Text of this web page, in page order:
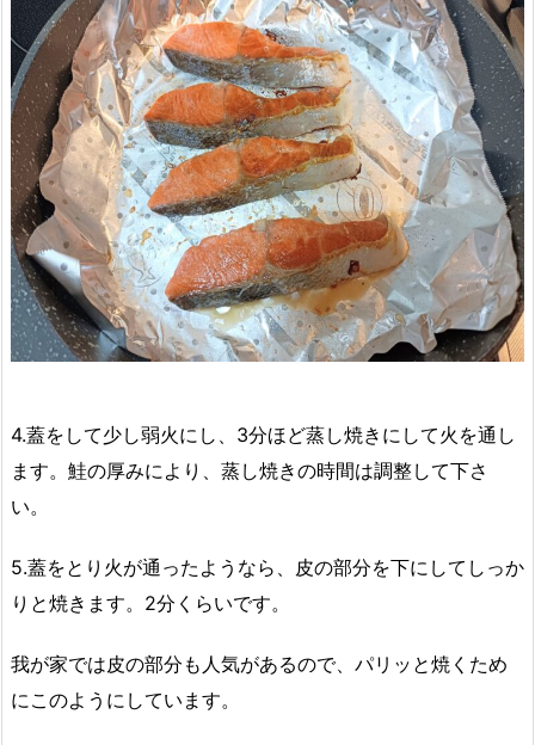
4.蓋をして少し弱火にし、3分ほど蒸し焼きにして火を通し
ます。鮭の厚みにより、蒸し焼きの時間は調整して下さ
い。
5.蓋をとり火が通ったようなら、皮の部分を下にしてしっか
りと焼きます。2分くらいです。
我が家では皮の部分も人気があるので、パリッと焼くため
にこのようにしています。